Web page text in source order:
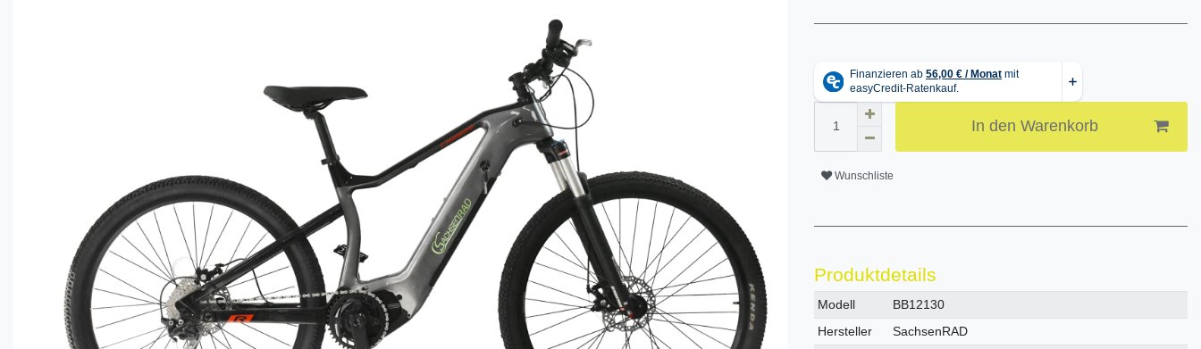
In den Warenkorb
Wunschliste
Produktdetails
Technisches
Merkmal
Wert
Modell
BB12130
Hersteller
SachsenRAD